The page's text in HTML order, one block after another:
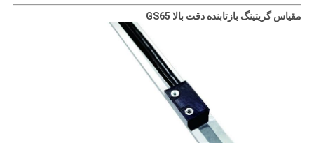
مقیاس گریتینگ بازتابنده دقت بالا GS65